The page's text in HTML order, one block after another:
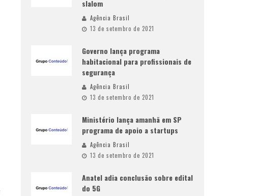
slalom
Agência Brasil
13 de setembro de 2021
Governo lança programa
habitacional para profissionais de
segurança
Agência Brasil
13 de setembro de 2021
Ministério lança amanhã em SP
programa de apoio a startups
Agência Brasil
13 de setembro de 2021
Anatel adia conclusão sobre edital
do 5G